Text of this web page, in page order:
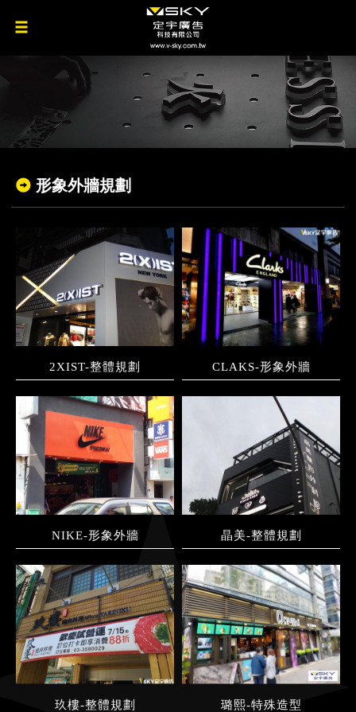
形象外牆規劃
2XIST-整體規劃 CLAKS-形象外牆
NIKE-形象外牆 晶美-整體規劃
玖樓-整體規劃 璐熙-特殊造型